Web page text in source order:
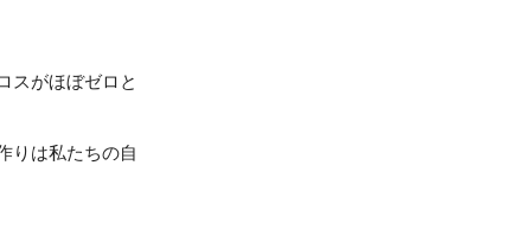
スがほぼゼロと
りは私たちの自